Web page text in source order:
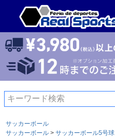
サッカーボール
サッカーボール
サッカーボール5号球